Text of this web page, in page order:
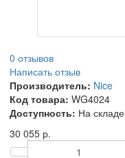
0 отзывов
Написать отзыв
Производитель: Nice
Код товара: WG4024
Доступность: На складе
30 055 р.